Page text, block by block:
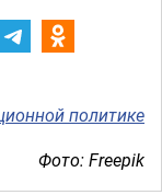
политике
Фото: Freepik